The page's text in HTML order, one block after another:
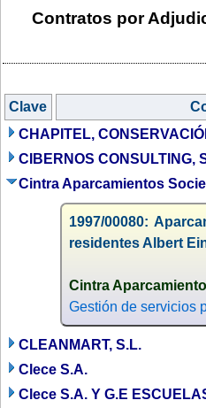
Contratos por
Clave
CHAPITEL,
CIBERNOS CONSULTING,
Cintra Aparcamientos
1997/00080:
residentes Albert
Cintra
Gestión de servicios
CLEANMART, S.L.
Clece S.A.
Clece S.A. Y G.E